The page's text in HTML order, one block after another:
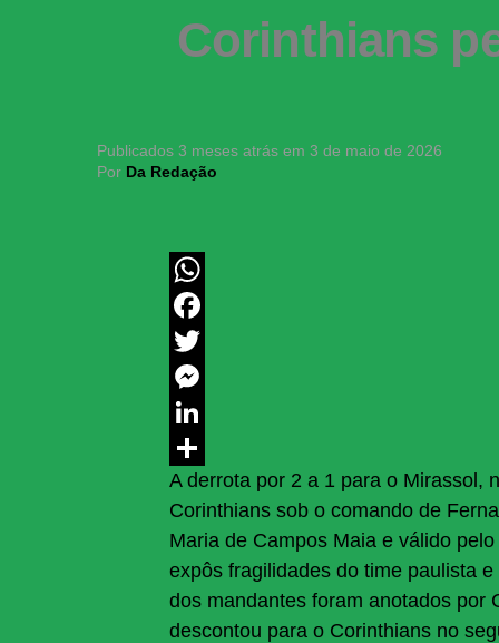
Corinthians
Publicados 3 meses atrás em 3 de maio de 2026
Por Da Redação
WhatsApp
Facebook
Twitter
Messenger
LinkedIn
Share
A derrota por 2 a 1 para o Mirassol,
Corinthians sob o comando de
Maria de Campos Maia e válido
expôs fragilidades do time paulista
dos mandantes foram anotados por
descontou para o Corinthians no